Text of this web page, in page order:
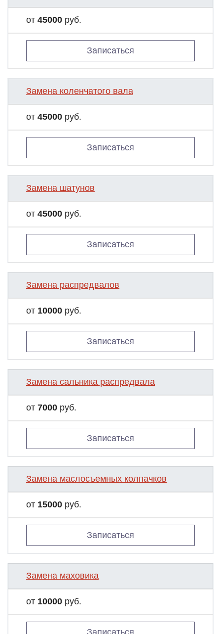
от 45000 руб.
Записаться
Замена коленчатого вала
от 45000 руб.
Записаться
Замена шатунов
от 45000 руб.
Записаться
Замена распредвалов
от 10000 руб.
Записаться
Замена сальника распредвала
от 7000 руб.
Записаться
Замена маслосъемных колпачков
от 15000 руб.
Записаться
Замена маховика
от 10000 руб.